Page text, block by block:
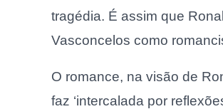
tragédia. É assim que
Vasconcelos como
O romance, na visão de
faz ‘intercalada por